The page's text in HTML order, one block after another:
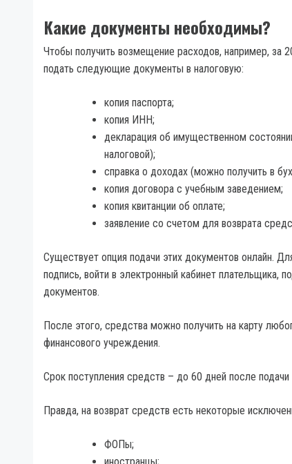
Какие документы необходимы?
Чтобы получить возмещение расходов, например, за
подать следующие документы в налоговую:
копия паспорта;
копия ИНН;
декларация об имущественном
налоговой);
справка о доходах (можно получить в
копия договора с учебным заведением;
копия квитанции об оплате;
заявление со счетом для возврата
Существует опция подачи этих документов онлайн.
подпись, войти в электронный кабинет плательщика,
документов.
После этого, средства можно получить на карту
финансового учреждения.
Срок поступления средств – до 60 дней после подачи
Правда, на возврат средств есть некоторые
ФОПы;